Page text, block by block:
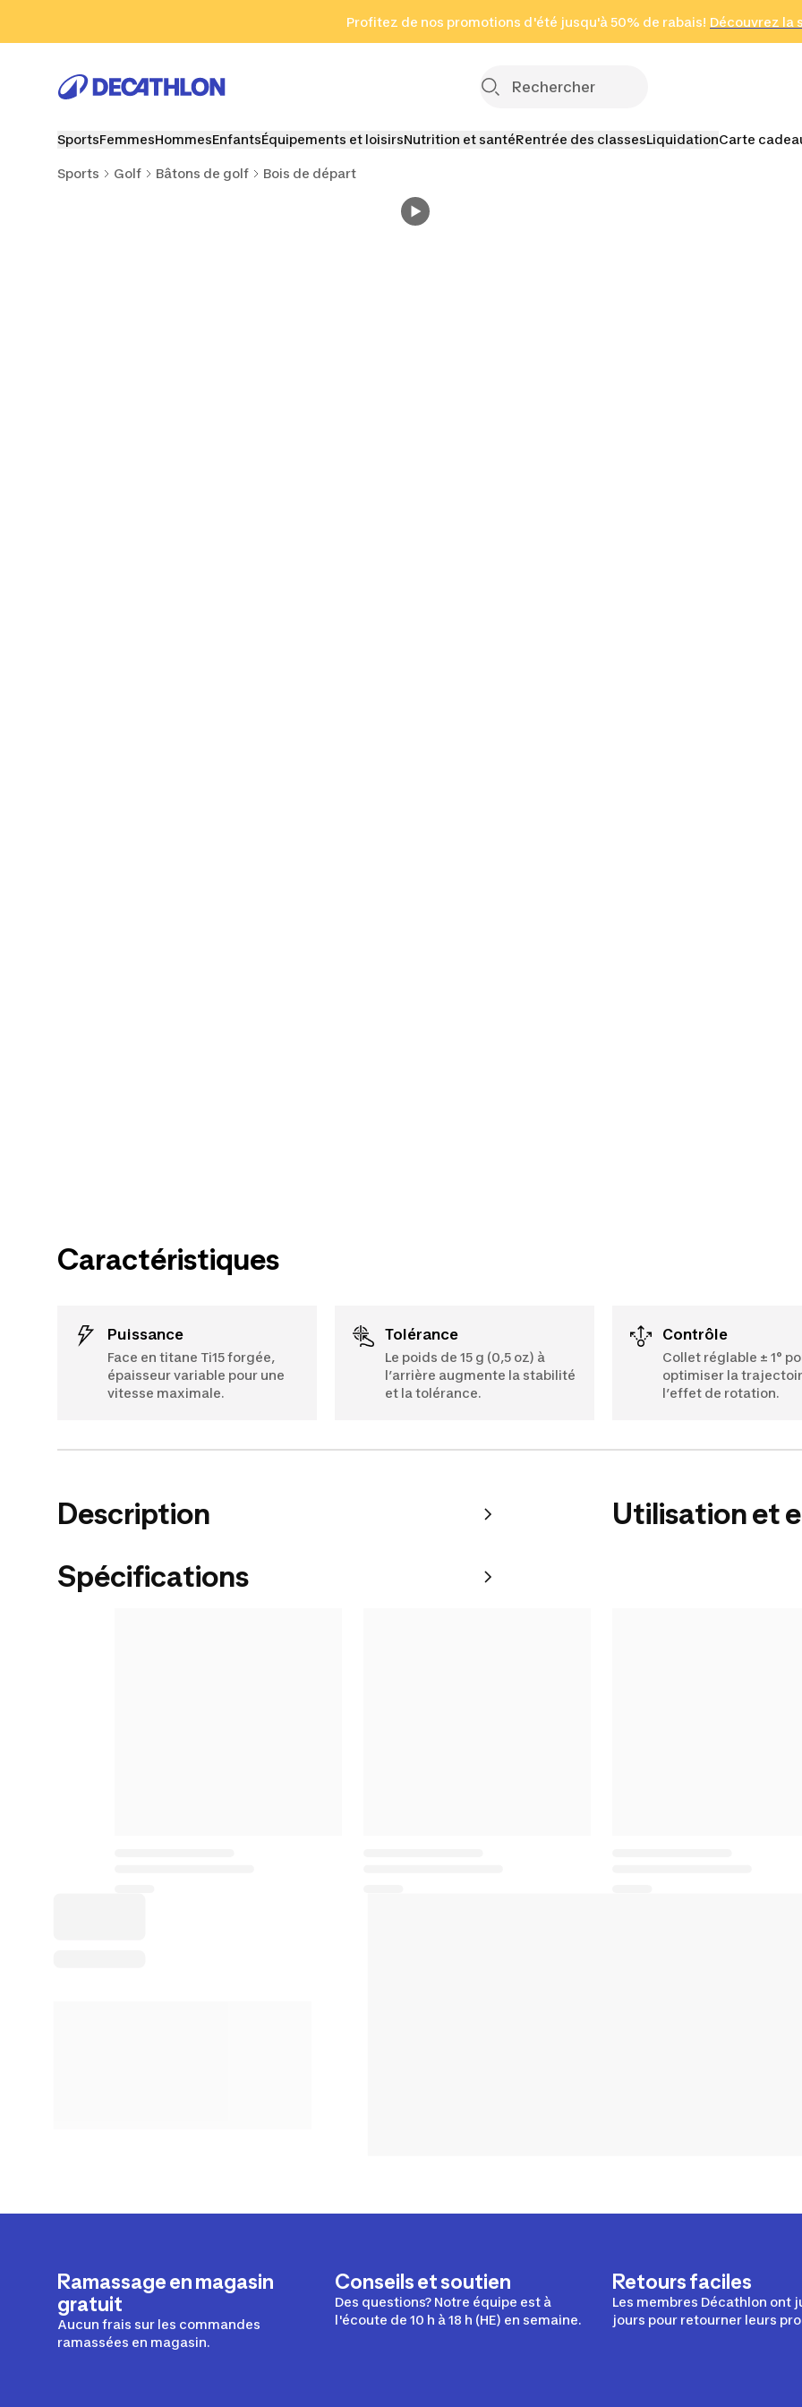
Aller au pied de page
Profitez de nos promotions d'été jusqu'à 50% de rabais! Découvrez la
Cliquez ici
en seulement 2
(Zones sélectionnées)
SportsFemmesHommesEnfantsÉquipements et loisirsNutrition et santéRentrée des classesLiquidationCarte
Sports Golf Bâtons de golf Bois de départ
Caractéristiques
Puissance
Face en titane Ti15 forgée,
épaisseur variable pour une
vitesse maximale.
Tolérance
Le poids de 15 g (0,5 oz) à
l’arrière augmente la stabilité
et la tolérance.
Contrôle
Collet réglable ± 1°
optimiser la
l’effet de rotation.
Description
Spécifications
Utilisation et
Ramassage en magasin
gratuit
Aucun frais sur les commandes
ramassées en magasin.
Conseils et soutien
Des questions? Notre équipe est à
l'écoute de 10 h à 18 h (HE) en semaine.
Retours faciles
Les membres Décathlon ont
jours pour retourner leurs